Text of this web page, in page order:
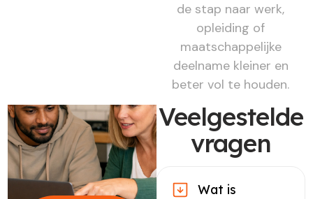
de stap naar werk,
opleiding of
maatschappelijke
deelname kleiner en
beter vol te houden.
Veelgestelde
vragen
Wat is